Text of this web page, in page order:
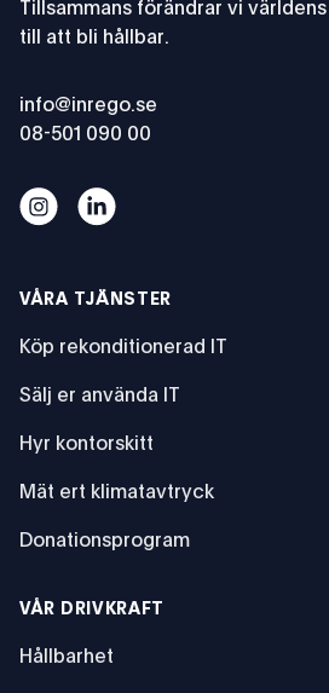
Tillsammans förändrar vi
till att bli hållbar.
info@inrego.se
08-501 090 00
Vår cirkulära process
Vår cirkulära process
VÅRA TJÄNSTER
Köp rekonditionerad IT
Sälj er använda IT
Hyr kontorskitt
Mät ert klimatavtryck
Donationsprogram
VÅR DRIVKRAFT
Hållbarhet